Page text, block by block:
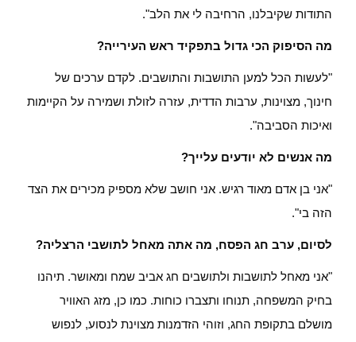
התודות שקיבלנו, הרחיבה לי את הלב".
מה הסיפוק הכי גדול בתפקיד ראש העירייה?
"לעשות הכל למען התושבות והתושבים. לקדם ערכים של
חינוך, מצוינות, ערבות הדדית, עזרה לזולת ושמירה על הקיימות
ואיכות הסביבה".
מה אנשים לא יודעים עלייך?
"אני בן אדם מאוד רגיש. אני חושב שלא מספיק מכירים את הצד
הזה בי".
לסיום, ערב חג הפסח, מה אתה מאחל לתושבי הרצליה?
"אני מאחל לתושבות ולתושבים חג אביב שמח ומאושר. תיהנו
בחיק המשפחה, תנוחו ותצברו כוחות. כמו כן, מזג האוויר
מושלם בתקופת החג, וזוהי הזדמנות מצוינת לנסוע, לנפוש